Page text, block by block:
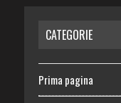
CATEGORIE
Prima pagina